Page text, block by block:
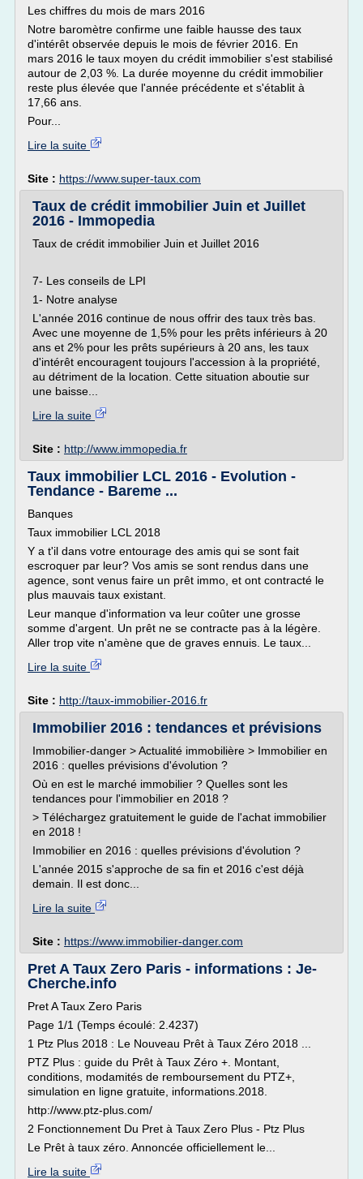
Les chiffres du mois de mars 2016
Notre baromètre confirme une faible hausse des taux
d'intérêt observée depuis le mois de février 2016. En
mars 2016 le taux moyen du crédit immobilier s'est stabilisé
autour de 2,03 %. La durée moyenne du crédit immobilier
reste plus élevée que l'année précédente et s'établit à
17,66 ans.
Pour...
Lire la suite
Site : https://www.super-taux.com
Taux de crédit immobilier Juin et Juillet
2016 - Immopedia
Taux de crédit immobilier Juin et Juillet 2016
7- Les conseils de LPI
1- Notre analyse
L'année 2016 continue de nous offrir des taux très bas.
Avec une moyenne de 1,5% pour les prêts inférieurs à 20
ans et 2% pour les prêts supérieurs à 20 ans, les taux
d'intérêt encouragent toujours l'accession à la propriété,
au détriment de la location. Cette situation aboutie sur
une baisse...
Lire la suite
Site : http://www.immopedia.fr
Taux immobilier LCL 2016 - Evolution -
Tendance - Bareme ...
Banques
Taux immobilier LCL 2018
Y a t'il dans votre entourage des amis qui se sont fait
escroquer par leur? Vos amis se sont rendus dans une
agence, sont venus faire un prêt immo, et ont contracté le
plus mauvais taux existant.
Leur manque d'information va leur coûter une grosse
somme d'argent. Un prêt ne se contracte pas à la légère.
Aller trop vite n'amène que de graves ennuis. Le taux...
Lire la suite
Site : http://taux-immobilier-2016.fr
Immobilier 2016 : tendances et prévisions
Immobilier-danger > Actualité immobilière > Immobilier en
2016 : quelles prévisions d'évolution ?
Où en est le marché immobilier ? Quelles sont les
tendances pour l'immobilier en 2018 ?
> Téléchargez gratuitement le guide de l'achat immobilier
en 2018 !
Immobilier en 2016 : quelles prévisions d'évolution ?
L'année 2015 s'approche de sa fin et 2016 c'est déjà
demain. Il est donc...
Lire la suite
Site : https://www.immobilier-danger.com
Pret A Taux Zero Paris - informations : Je-
Cherche.info
Pret A Taux Zero Paris
Page 1/1 (Temps écoulé: 2.4237)
1 Ptz Plus 2018 : Le Nouveau Prêt à Taux Zéro 2018 ...
PTZ Plus : guide du Prêt à Taux Zéro +. Montant,
conditions, modamités de remboursement du PTZ+,
simulation en ligne gratuite, informations.2018.
http://www.ptz-plus.com/
2 Fonctionnement Du Pret à Taux Zero Plus - Ptz Plus
Le Prêt à taux zéro. Annoncée officiellement le...
Lire la suite